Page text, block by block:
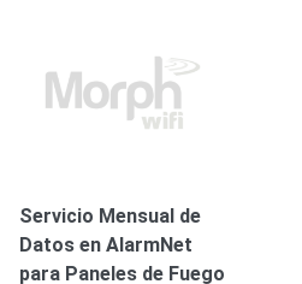
Servicio Mensual de
Datos en AlarmNet
para Paneles de Fuego